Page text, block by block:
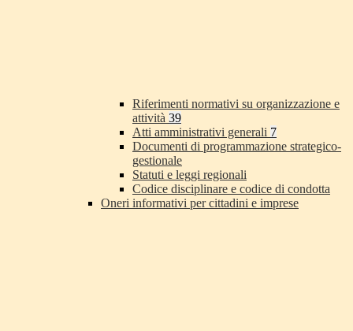
Riferimenti normativi su organizzazione e
attività 39
Atti amministrativi generali 7
Documenti di programmazione strategico-
gestionale
Statuti e leggi regionali
Codice disciplinare e codice di condotta
Oneri informativi per cittadini e imprese